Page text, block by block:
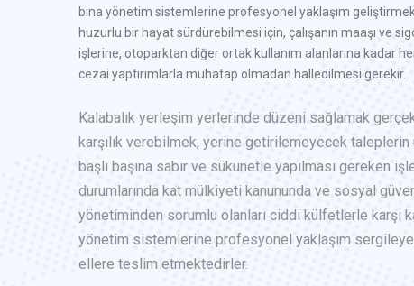
bina yönetim sistemlerine profesyonel yaklaşım
huzurlu bir hayat sürdürebilmesi için, çalışanın maaşı ve
işlerine, otoparktan diğer ortak kullanım alanlarına kadar
cezai yaptırımlarla muhatap olmadan halledilmesi gerekir.
Kalabalık yerleşim yerlerinde düzeni sağlamak
karşılık verebilmek, yerine getirilemeyecek
başlı başına sabır ve sükunetle yapılması gereken
durumlarında kat mülkiyeti kanununda ve sosyal
yönetiminden sorumlu olanları ciddi külfetlerle karşı
yönetim sistemlerine profesyonel yaklaşım
ellere teslim etmektedirler.